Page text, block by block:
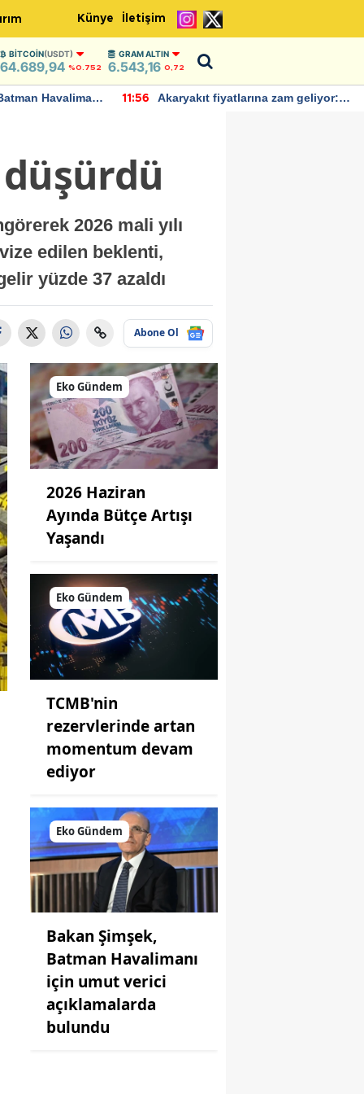
Künye İletişim
BITCOIN(USDT)
64.689,94 %0.752
GRAM ALTIN
6.543,16 0,72
Havalimanı
11:56
Akaryakıt fiyatlarına zam geliyor:
2026 mali yılı
edilen beklenti,
yüzde 37 azaldı
Abone Ol
Eko Gündem
2026 Haziran
Ayında Bütçe Artışı
Yaşandı
Eko Gündem
TCMB'nin
rezervlerinde artan
momentum devam
ediyor
Eko Gündem
Bakan Şimşek,
Batman Havalimanı
için umut verici
açıklamalarda
bulundu